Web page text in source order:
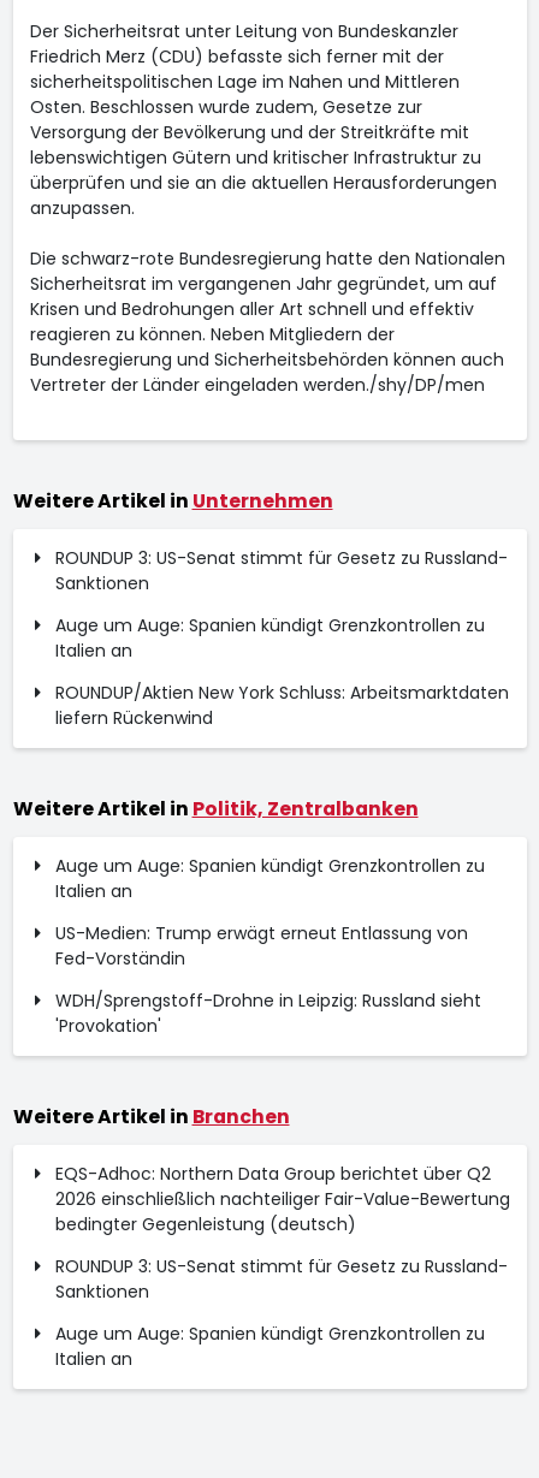
Der Sicherheitsrat unter Leitung von Bundeskanzler
Friedrich Merz (CDU) befasste sich ferner mit der
sicherheitspolitischen Lage im Nahen und Mittleren
Osten. Beschlossen wurde zudem, Gesetze zur
Versorgung der Bevölkerung und der Streitkräfte mit
lebenswichtigen Gütern und kritischer Infrastruktur zu
überprüfen und sie an die aktuellen Herausforderungen
anzupassen.
Die schwarz-rote Bundesregierung hatte den Nationalen
Sicherheitsrat im vergangenen Jahr gegründet, um auf
Krisen und Bedrohungen aller Art schnell und effektiv
reagieren zu können. Neben Mitgliedern der
Bundesregierung und Sicherheitsbehörden können auch
Vertreter der Länder eingeladen werden./shy/DP/men
Weitere Artikel in Unternehmen
ROUNDUP 3: US-Senat stimmt für Gesetz zu Russland-
Sanktionen
Auge um Auge: Spanien kündigt Grenzkontrollen zu
Italien an
ROUNDUP/Aktien New York Schluss: Arbeitsmarktdaten
liefern Rückenwind
Weitere Artikel in Politik, Zentralbanken
Auge um Auge: Spanien kündigt Grenzkontrollen zu
Italien an
US-Medien: Trump erwägt erneut Entlassung von
Fed-Vorständin
WDH/Sprengstoff-Drohne in Leipzig: Russland sieht
'Provokation'
Weitere Artikel in Branchen
EQS-Adhoc: Northern Data Group berichtet über Q2
2026 einschließlich nachteiliger Fair-Value-Bewertung
bedingter Gegenleistung (deutsch)
ROUNDUP 3: US-Senat stimmt für Gesetz zu Russland-
Sanktionen
Auge um Auge: Spanien kündigt Grenzkontrollen zu
Italien an